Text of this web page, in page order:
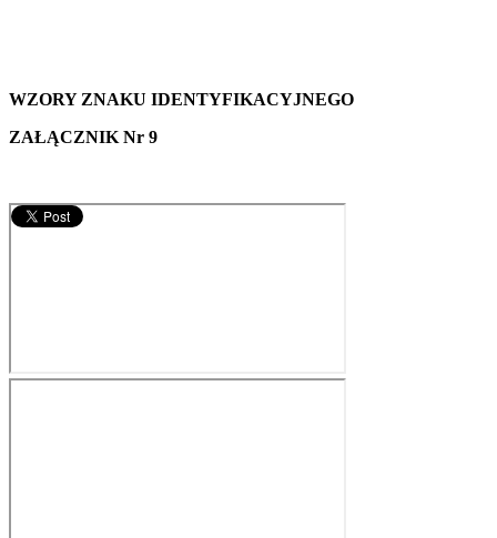
WZORY ZNAKU IDENTYFIKACYJNEGO
ZAŁĄCZNIK Nr 9